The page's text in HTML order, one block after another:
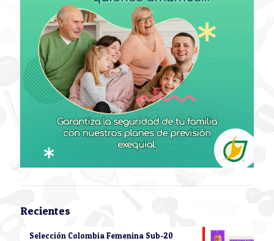
Recientes
Selección Colombia Femenina Sub-20